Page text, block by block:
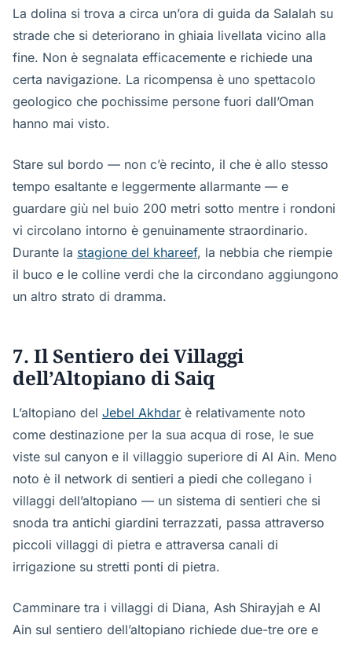
La dolina si trova a circa un’ora di guida da Salalah su
strade che si deteriorano in ghiaia livellata vicino alla
fine. Non è segnalata efficacemente e richiede una
certa navigazione. La ricompensa è uno spettacolo
geologico che pochissime persone fuori dall’Oman
hanno mai visto.
Stare sul bordo — non c’è recinto, il che è allo stesso
tempo esaltante e leggermente allarmante — e
guardare giù nel buio 200 metri sotto mentre i rondoni
vi circolano intorno è genuinamente straordinario.
Durante la stagione del khareef, la nebbia che riempie
il buco e le colline verdi che la circondano aggiungono
un altro strato di dramma.
7. Il Sentiero dei Villaggi
dell’Altopiano di Saiq
L’altopiano del Jebel Akhdar è relativamente noto
come destinazione per la sua acqua di rose, le sue
viste sul canyon e il villaggio superiore di Al Ain. Meno
noto è il network di sentieri a piedi che collegano i
villaggi dell’altopiano — un sistema di sentieri che si
snoda tra antichi giardini terrazzati, passa attraverso
piccoli villaggi di pietra e attraversa canali di
irrigazione su stretti ponti di pietra.
Camminare tra i villaggi di Diana, Ash Shirayjah e Al
Ain sul sentiero dell’altopiano richiede due-tre ore e